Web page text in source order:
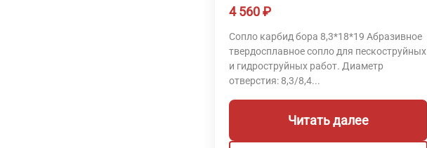
4 560₽
Сопло карбид бора 8,3*18*19 Абразивное
твердосплавное сопло для пескоструйных
и гидроструйных работ. Диаметр
отверстия: 8,3/8,4...
Читать далее